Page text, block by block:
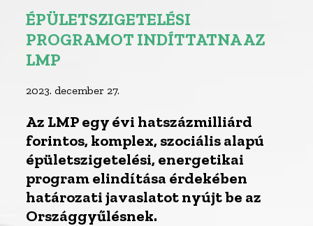
ÉPÜLETSZIGETELÉSI
PROGRAMOT INDÍTTATNA AZ
LMP
2023. december 27.
Az LMP egy évi hatszázmilliárd
forintos, komplex, szociális alapú
épületszigetelési, energetikai
program elindítása érdekében
határozati javaslatot nyújt be az
Országgyűlésnek.